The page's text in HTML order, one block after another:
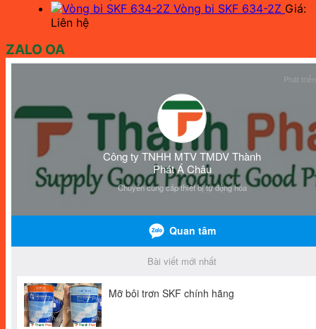
Vòng bi SKF 634-2Z Giá:
Liên hệ
ZALO OA